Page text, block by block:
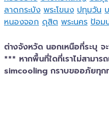
ลาดกระบัง พระโขนง ปทุมวัน
หนองจอก ดุสิต พระนคร ป้อม
ต่างจังหวัด นอกเหนือที่ระบุ
*** หากพื้นที่ใดที่เราไม่สามาร
simcooling กราบขออภัยทุก